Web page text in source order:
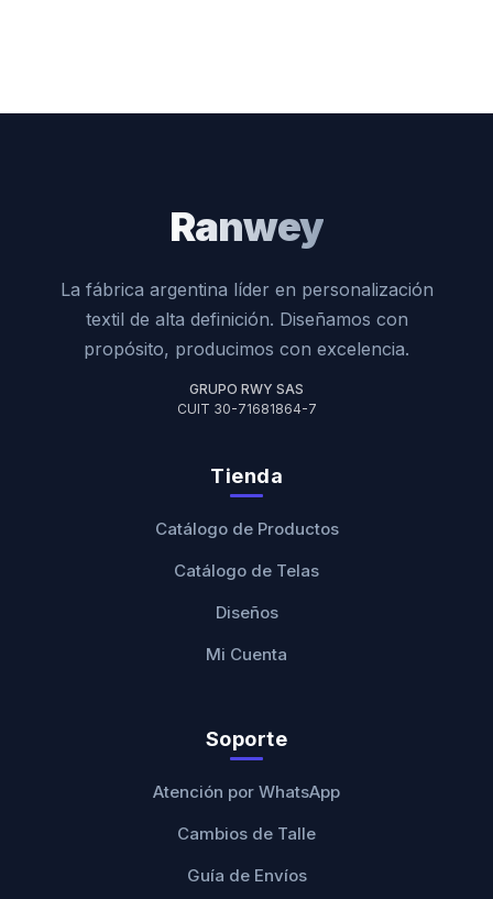
Ranwey
La fábrica argentina líder en personalización
textil de alta definición. Diseñamos con
propósito, producimos con excelencia.
GRUPO RWY SAS
CUIT 30-71681864-7
Tienda
Catálogo de Productos
Catálogo de Telas
Diseños
Mi Cuenta
Soporte
Atención por WhatsApp
Cambios de Talle
Guía de Envíos